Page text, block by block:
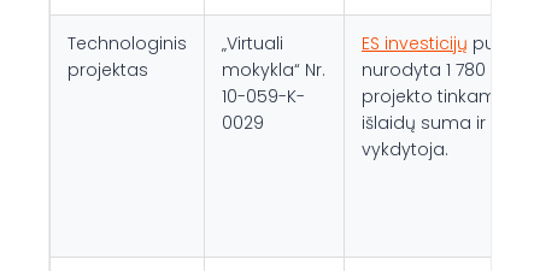
Technologinis
projektas
„Virtuali
mokykla“ Nr.
10-059-K-
0029
ES investicijų
nurodyta 1 780
projekto tinkamų
išlaidų suma ir
vykdytoja.